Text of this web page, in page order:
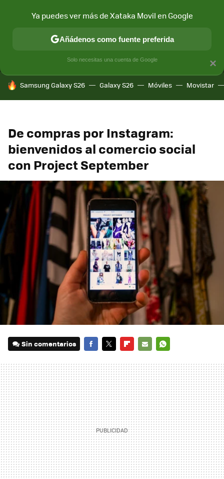
MÓVIL Y SOCIEDAD APLICACIONES
HOY SE HABLA DE
Samsung Galaxy S26 Galaxy S26 Móviles Movistar
De compras por Instagram:
bienvenidos al comercio social
con Project September
Sin comentarios
MAIL
×
Ya puedes ver más de Xataka Movil en Google
Añádenos como fuente preferida
Solo necesitas una cuenta de Google